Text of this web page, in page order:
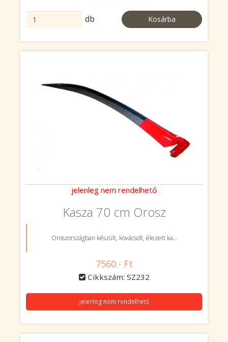
db Kosárba
jelenleg nem rendelhető
Kasza 70 cm Orosz
Oroszországban készült, kovácsolt, élezett ka...
7560.- Ft
Cikkszám: SZ232
jelenleg nem rendelhető